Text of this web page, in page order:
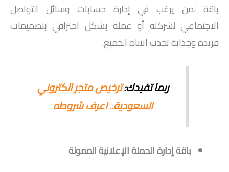
باقة لمن يرغب في إدارة حسابات وسائل التواصل
الاجتماعي لشركته أو عمله بشكل احترافي بتصميمات
فريدة وجذابة تجذب انتباه الجميع.
ربما تفيدك:ترخيص متجر الكتروني
السعودية.. اعرف شروطه
باقة إدارة الحملة الإعلانية الممولة